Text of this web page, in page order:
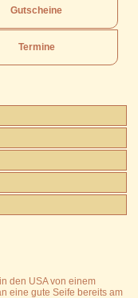
Gutscheine
Termine
den USA von einem
eine gute Seife bereits am